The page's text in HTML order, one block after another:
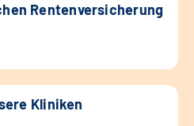
Rentenversicherung
Kliniken